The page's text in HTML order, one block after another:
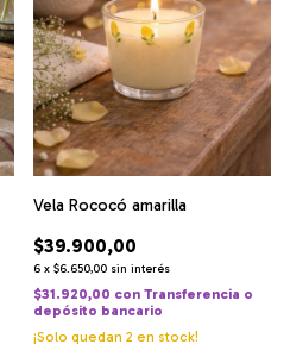
Vela Rococó amarilla
$39.900,00
6 x $6.650,00 sin interés
$31.920,00 con Transferencia o
depósito bancario
¡Solo quedan 2 en stock!